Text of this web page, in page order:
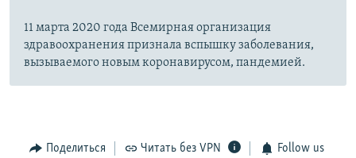
11 марта 2020 года Всемирная организация
здравоохранения признала вспышку заболевания,
вызываемого новым коронавирусом, пандемией.
Поделиться Читать без VPN Follow us